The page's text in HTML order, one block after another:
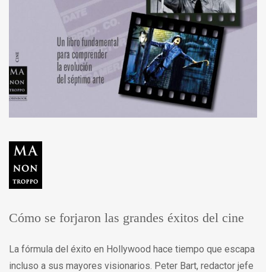
Cómo se forjaron las grandes éxitos del cine
La fórmula del éxito en Hollywood hace tiempo que escapa
incluso a sus mayores visionarios. Peter Bart, redactor jefe